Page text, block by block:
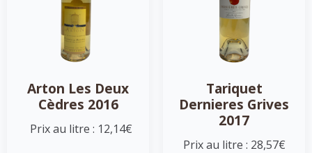
Arton Les Deux
Cèdres 2016
Prix au litre : 12,14€
Tariquet
Dernieres Grives
2017
Prix au litre : 28,57€